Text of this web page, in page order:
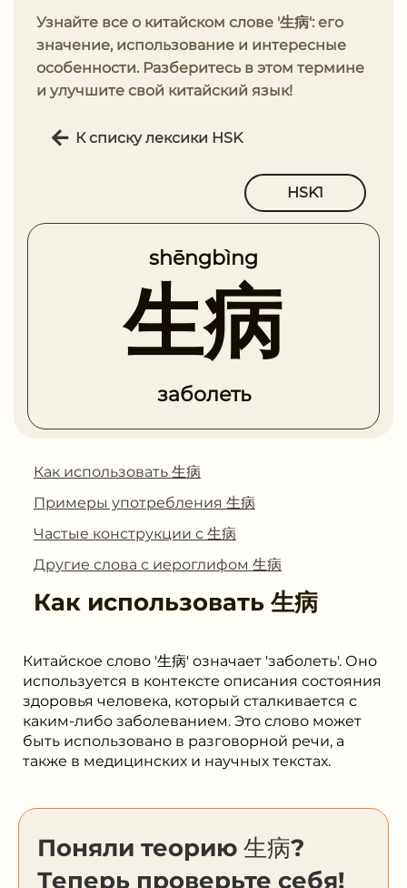
Узнайте все о китайском слове '生病': его
значение, использование и интересные
особенности. Разберитесь в этом термине
и улучшите свой китайский язык!
К списку лексики HSK
HSK1
shēngbìng
生病
заболеть
Как использовать 生病
Примеры употребления 生病
Частые конструкции с 生病
Другие слова с иероглифом 生病
Как использовать 生病
Китайское слово '生病' означает 'заболеть'. Оно
используется в контексте описания состояния
здоровья человека, который сталкивается с
каким-либо заболеванием. Это слово может
быть использовано в разговорной речи, а
также в медицинских и научных текстах.
Поняли теорию 生病?
Теперь проверьте себя!